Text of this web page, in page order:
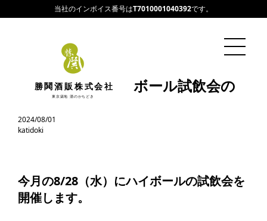
当社のインボイス番号はT7010001040392です。
勝鬨酒販株式会社
東京築地 酒のかちどき
飲食店様限定ハイボール試飲会の
ご案内です
2024/08/01
katidoki
今月の8/28（水）にハイボールの試飲会を
開催します。